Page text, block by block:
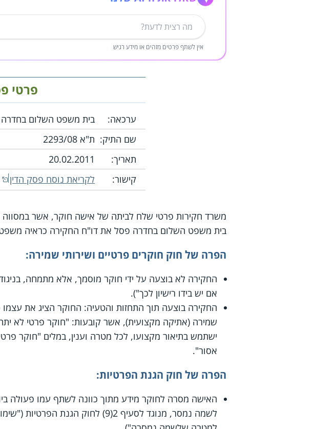
אין לשתף פרטים מזהים או מידע רגיש
פרטי
ערכאה:
בית משפט השלום בחדרה
שם התיק: ת"א 2293/08
תאריך:
20.02.2011
קישור:
לקריאת נוסח פסק הדין
משרד חקירות פרטי שלח לביתה של אישה חוקר, אשר
בית משפט השלום בחדרה פסל את דו"ח החקירה כראיה
הפרה של חוק חוקרים פרטיים ושירותי שמירה:
אם יש בידו רישיון לכך").
החקירה בוצעה תוך התחזות והטעיה: החוקר הציג את עצמו
שמירה (אתיקה מקצועית), אשר קובעות: "חוקר פרטי לא
ישתמש בתיאור מקצועו, לכל מטרה וענין, במלים "חוקר
אסור".
הפרה של חוק הגנת הפרטיות:
האישה מסרה לחוקר מידע מתוך כוונה לשתף עמו פעולה
לשמה נמסר, מנוגד לסעיף 2(9) לחוק